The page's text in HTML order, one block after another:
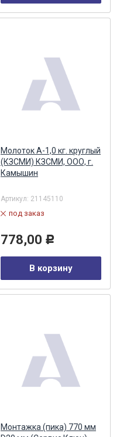
Молоток А-1,0 кг. круглый
(КЗСМИ) КЗСМИ, ООО, г.
Камышин
Артикул: 21145110
под заказ
778,00 Р
В корзину
Монтажка (пика) 770 мм